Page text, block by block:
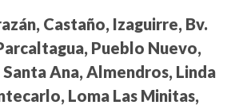
Castaño, Izaguirre, Bv.
Pueblo Nuevo,
Ana, Almendros, Linda
Loma Las Minitas,